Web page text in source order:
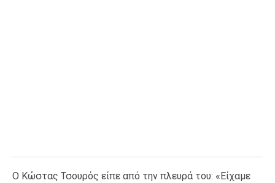
Ο Κώστας Τσουρός είπε από την πλευρά του: «Είχαμε